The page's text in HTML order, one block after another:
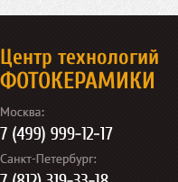
Центр технологий
ФОТОКЕРАМИКИ